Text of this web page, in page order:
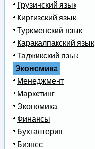
Грузинский язык
Киргизский язык
Туркменский язык
Каракалпакский язык
Таджикский язык
Экономика
Менеджмент
Маркетинг
Экономика
Финансы
Бухгалтерия
Бизнес